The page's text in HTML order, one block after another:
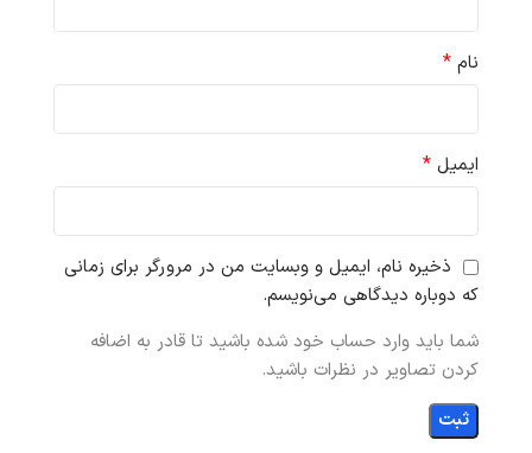
نام *
ایمیل *
ذخیره نام، ایمیل و وبسایت من در مرورگر برای زمانی
که دوباره دیدگاهی می‌نویسم.
شما باید وارد حساب خود شده باشید تا قادر به اضافه
کردن تصاویر در نظرات باشید.